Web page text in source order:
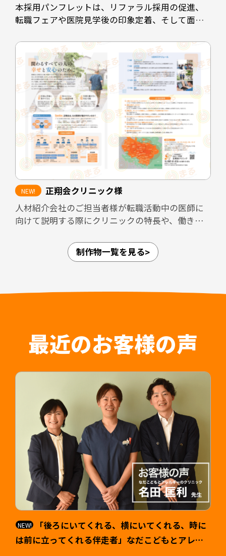
本採用パンフレットは、リファラル採用の促進、
転職フェアや医院見学後の印象定着、そして面接
既存スタッフや業務委託スタッフが自信を持って
知人に紹介できるよう、医院の理念や働く環境、
医院としての強みを整理し、魅力が的確に伝わる
構成としています。
また、見学者へ配布することで、見学後も医院の
印象が薄れないよう設計しています。さらに、転職
フェアなど限られた接触時間の場面でも、医院の
方向性や特徴が一目で伝わるツールとして活用で
きる内容にまとめました。
加えて、採用面接では毎回同じ内容を説明する必
要があり、面接担当者の負担が大きくなりがちで
す。本パンフレットを活用しながら面談を進める
減にもつながる設計としています。
正翔会クリニック様
人材紹介会社のご担当者様が転職活動中の医師に
向けて説明する際にクリニックの特長や、働きや
愛知県内4拠点（江南・小牧・一宮・名古屋市守山
ていることや、医師が診療に専念できること、紹
はもちろん入職後の認識相違なども防止すること
が可能です。
制作物一覧を見る
最近のお客様の声
「後ろにいてくれる、横にいてくれる、時に
は前に立ってくれる伴走者」なだこどもとアレル